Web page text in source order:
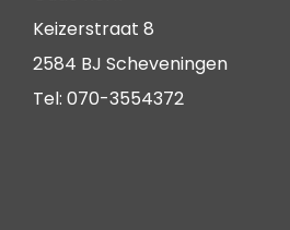
Keizerstraat 8
2584 BJ Scheveningen
Tel: 070-3554372